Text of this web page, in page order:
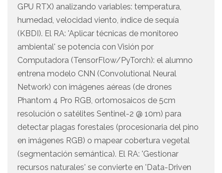
GPU RTX) analizando variables: temperatura,
humedad, velocidad viento, índice de sequía
(KBDI). El RA: 'Aplicar técnicas de monitoreo
ambiental' se potencia con Visión por
Computadora (TensorFlow/PyTorch): el alumno
entrena modelo CNN (Convolutional Neural
Network) con imágenes aéreas (de drones
Phantom 4 Pro RGB, ortomosaicos de 5cm
resolución o satélites Sentinel-2 @ 10m) para
detectar plagas forestales (procesionaria del pino
en imágenes RGB) o mapear cobertura vegetal
(segmentación semántica). El RA: 'Gestionar
recursos naturales' se convierte en 'Data-Driven